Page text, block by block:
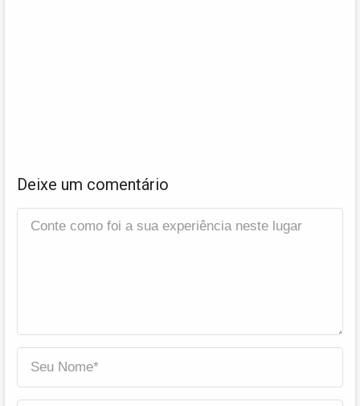
Deixe um comentário